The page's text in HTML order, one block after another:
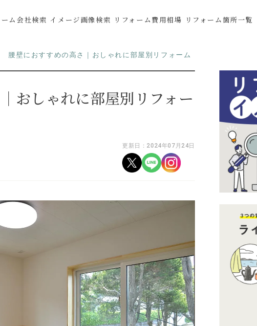
ム会社検索 イメージ画像検索 リフォーム費用相場 リフォーム箇所一覧
腰壁におすすめの高さ｜おしゃれに部屋別リフォーム
おしゃれに部屋別リフォー
更新日：2024年07月24日